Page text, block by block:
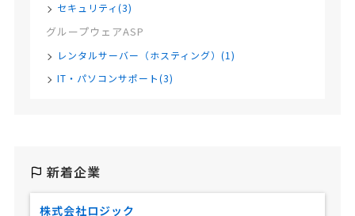
セキュリティ(3)
グループウェアASP
レンタルサーバー（ホスティング）(1)
IT・パソコンサポート(3)
新着企業
株式会社ロジック